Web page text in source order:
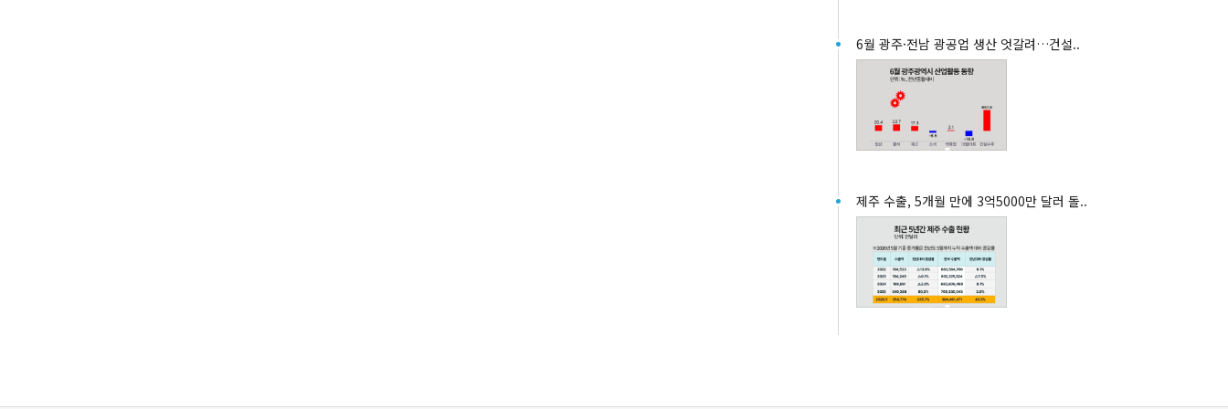
6월 광주·전남 광공업 생산 엇갈려…건설..
제주 수출, 5개월 만에 3억5000만 달러 돌..